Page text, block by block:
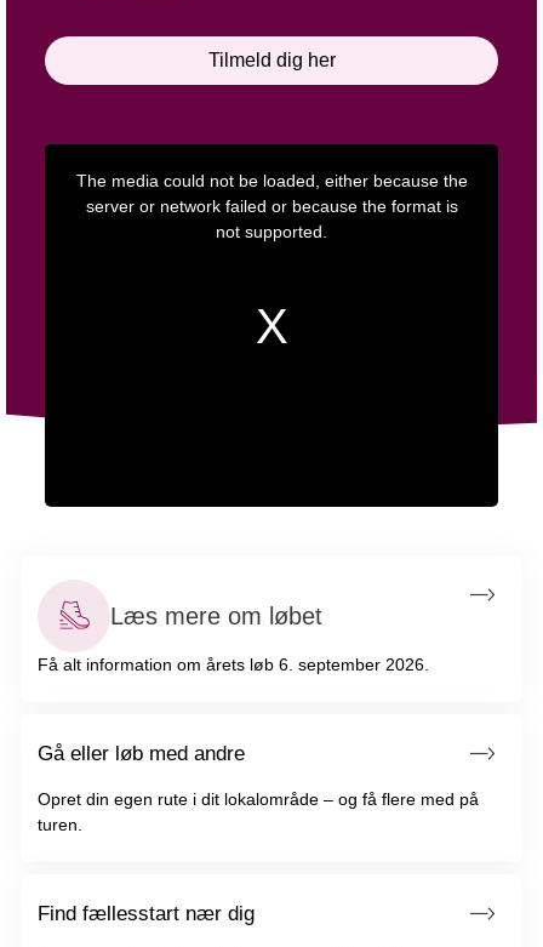
Tilmeld dig her
Læs mere om løbet
Få alt information om årets løb 6. september 2026.
Gå eller løb med andre
Opret din egen rute i dit lokalområde – og få flere med på
turen.
Find fællesstart nær dig